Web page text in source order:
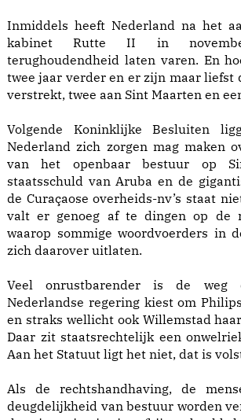
Inmiddels heeft Nederland na het
kabinet Rutte II in
terughoudendheid laten varen. En
twee jaar verder en er zijn maar liefst
verstrekt, twee aan Sint Maarten en
Volgende Koninklijke Besluiten
Nederland zich zorgen mag maken
van het openbaar bestuur op
staatsschuld van Aruba en de
de Curaçaose overheids-nv’s staat
valt er genoeg af te dingen op de
waarop sommige woordvoerders in
zich daarover uitlaten.
Veel onrustbarender is de weg
Nederlandse regering kiest om
en straks wellicht ook Willemstad
Daar zit staatsrechtelijk een
Aan het Statuut ligt het niet, dat is
Als de rechtshandhaving, de
deugdelijkheid van bestuur worden